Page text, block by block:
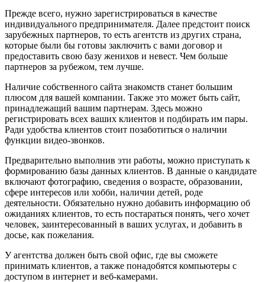
Прежде всего, нужно зарегистрироваться в качестве
индивидуального предпринимателя. Далее предстоит поиск
зарубежных партнеров, то есть агентств из других страна,
которые были бы готовы заключить с вами договор и
предоставить свою базу женихов и невест. Чем больше
партнеров за рубежом, тем лучше.
Наличие собственного сайта знакомств станет большим
плюсом для вашей компании. Также это может быть сайт,
принадлежащий вашим партнерам. Здесь можно
регистрировать всех ваших клиентов и подбирать им пары.
Ради удобства клиентов стоит позаботиться о наличии
функции видео-звонков.
Предварительно выполнив эти работы, можно приступать к
формированию базы данных клиентов. В данные о кандидате
включают фотографию, сведения о возрасте, образовании,
сфере интересов или хобби, наличии детей, роде
деятельности. Обязательно нужно добавить информацию об
ожиданиях клиентов, то есть постараться понять, чего хочет
человек, заинтересованный в ваших услугах, и добавить в
досье, как пожелания.
У агентства должен быть свой офис, где вы сможете
принимать клиентов, а также понадобятся компьютеры с
доступом в интернет и веб-камерами.